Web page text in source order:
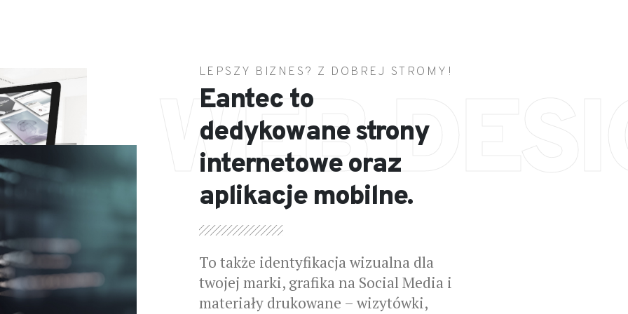
WEB
LEPSZY BIZNES? Z DOBREJ STROMY!
Eantec to
dedykowane strony
internetowe oraz
aplikacje mobilne.
To także identyfikacja wizualna dla
twojej marki, grafika na Social Media i
materiały drukowane – wizytówki,